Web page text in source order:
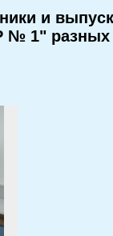
и
1" разных